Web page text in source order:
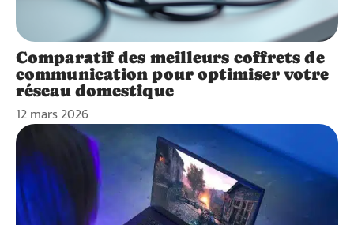
Comparatif des meilleurs coffrets de
communication pour optimiser votre
réseau domestique
12 mars 2026